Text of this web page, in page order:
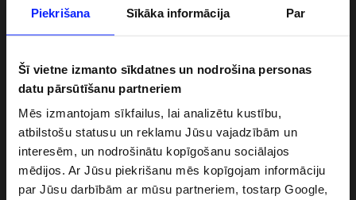
Piekrišana Sīkāka informācija Par
Šī vietne izmanto sīkdatnes un nodrošina personas
datu pārsūtīšanu partneriem
Mēs izmantojam sīkfailus, lai analizētu kustību,
atbilstošu statusu un reklamu Jūsu vajadzībām un
interesēm, un nodrošinātu kopīgošanu sociālajos
mēdijos. Ar Jūsu piekrišanu mēs kopīgojam informāciju
par Jūsu darbībām ar mūsu partneriem, tostarp Google,